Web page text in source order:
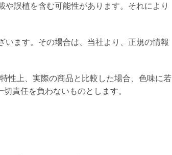
誤植を含む可能性があります。それにより
ます。その場合は、当社より、正規の情報
性上、実際の商品と比較した場合、色味に若
責任を負わないものとします。